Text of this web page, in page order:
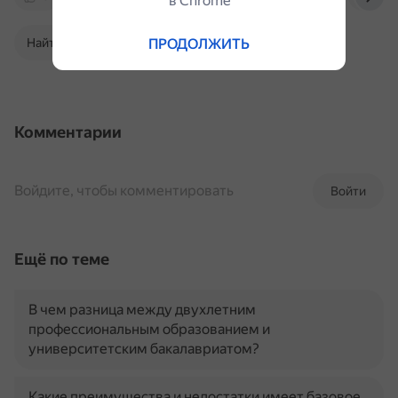
Найти в Поиске
Комментарии
Войти
Войдите, чтобы комментировать
Ещё по теме
В чем разница между двухлетним
профессиональным образованием и
университетским бакалавриатом?
ПРОДОЛЖИТЬ